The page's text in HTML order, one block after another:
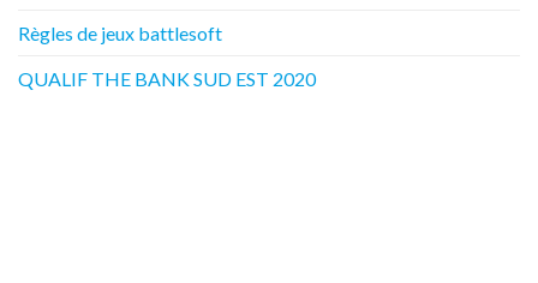
Règles de jeux battlesoft
QUALIF THE BANK SUD EST 2020